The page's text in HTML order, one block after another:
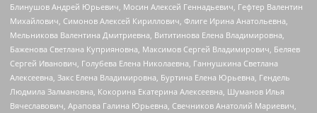
Блинушов Андрей Юрьевич, Мосин Алексей Геннадьевич, Гефтер Валентин
Михайлович, Симонов Алексей Кириллович, Флиге Ирина Анатольевна,
Мельникова Валентина Дмитриевна, Вититинова Елена Владимировна,
Баженова Светлана Куприяновна, Максимов Сергей Владимирович, Беляев
Сергей Иванович, Голубева Елена Николаевна, Ганнушкина Светлана
Алексеевна, Закс Елена Владимировна, Буртина Елена Юрьевна, Гендель
Людмила Залмановна, Кокорина Екатерина Алексеевна, Шуманов Илья
Вячеславович, Арапова Галина Юрьевна, Свечников Анатолий Мариевич,